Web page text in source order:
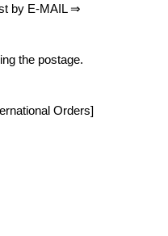
by E-MAIL ⇒
the postage.
Orders]